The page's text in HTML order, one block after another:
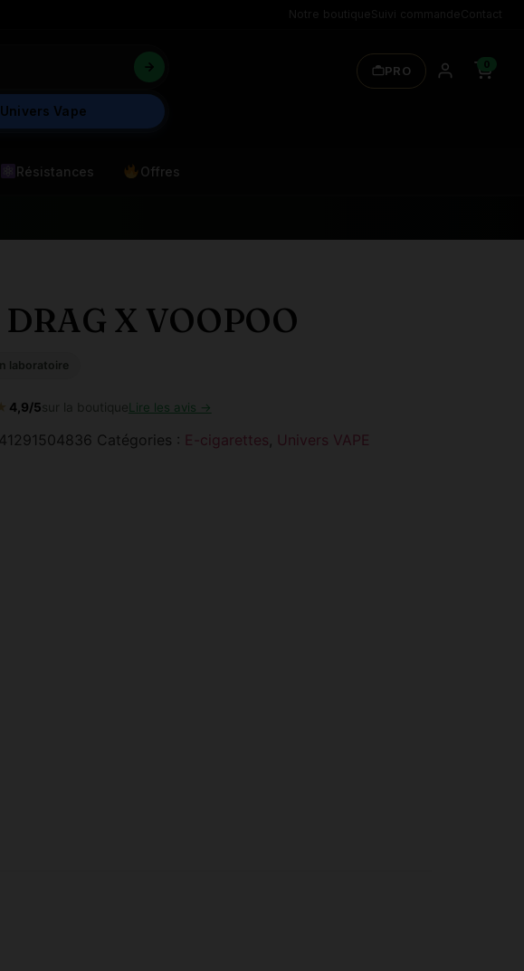
Univers Vape
PRO 0
Résistances Offres
X VOOPOO
laboratoire
4,9/5sur la boutiqueLire les avis →
Catégories : E-cigarettes, Univers VAPE